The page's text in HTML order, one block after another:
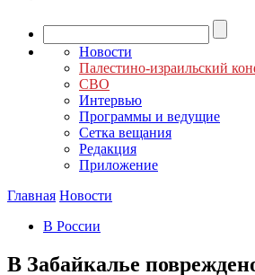
Новости
Палестино-израильский
СВО
Интервью
Программы и ведущие
Сетка вещания
Редакция
Приложение
Главная Новости
В России
В Забайкалье